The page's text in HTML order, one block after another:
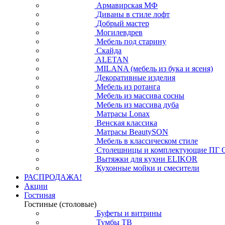
Армавирская МФ
Диваны в стиле лофт
Добрый мастер
Могилевдрев
Мебель под старину
Скайда
ALETAN
MILANA (мебель из бука и ясеня)
Декоративные изделия
Мебель из ротанга
Мебель из массива сосны
Мебель из массива дуба
Матрасы Lonax
Венская классика
Матрасы BeautySON
Мебель в классическом стиле
Столешницы и комплектующие ПГ
Вытяжки для кухни ELIKOR
Кухонные мойки и смесители
РАСПРОДАЖА!
Акции
Гостиная
Гостиные (столовые)
Буфеты и витрины
Тумбы ТВ